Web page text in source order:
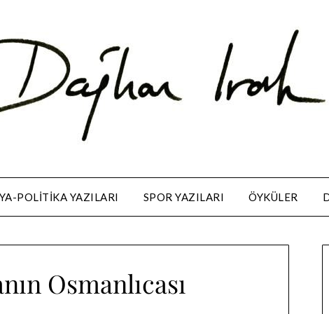
POLITIKA YAZILARI SPOR YAZILARI ÖYKÜLER
Osmanlıcası